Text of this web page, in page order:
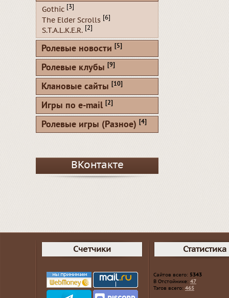
Gothic [3]
The Elder Scrolls [6]
S.T.A.L.K.E.R. [2]
Ролевые новости [5]
Ролевые клубы [9]
Клановые сайты [10]
Игры по e-mail [2]
Ролевые игры (Разное) [4]
ВКонтакте
Счетчики Статистика
Сайтов всего: 5343
В Отстойнике: 47
Тэгов всего: 465